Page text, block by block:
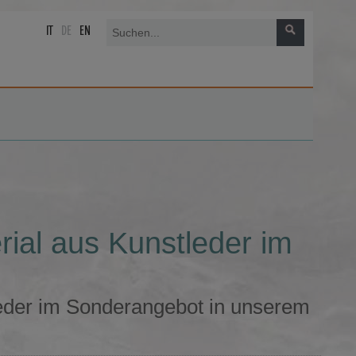
DE EN
aus Kunstleder im
im Sonderangebot in unserem